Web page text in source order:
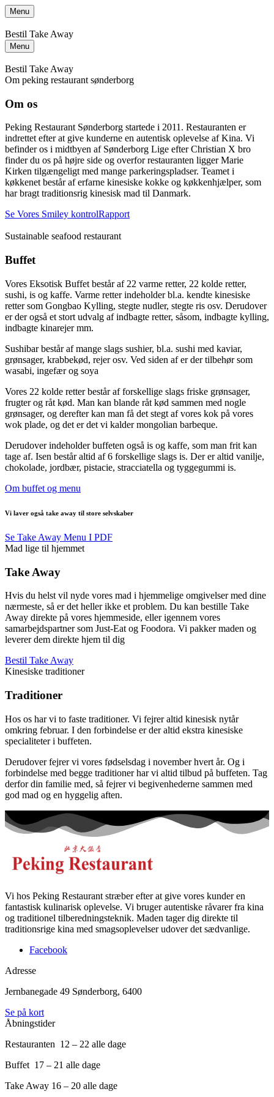
Menu
Bestil Take Away
Menu
Bestil Take Away
Om peking restaurant sønderborg
Om os
Peking Restaurant Sønderborg startede i 2011. Restauranten er
indrettet efter at give kunderne en autentisk oplevelse af Kina. Vi
befinder os i midtbyen af Sønderborg Lige efter Christian X bro
finder du os på højre side og overfor restauranten ligger Marie
Kirken tilgængeligt med mange parkeringspladser. Teamet i
køkkenet består af erfarne kinesiske kokke og køkkenhjælper, som
har bragt traditionsrig kinesisk mad til Danmark.
Se Vores Smiley kontrolRapport
Sustainable seafood restaurant
Buffet
Vores Eksotisk Buffet består af 22 varme retter, 22 kolde retter,
sushi, is og kaffe. Varme retter indeholder bl.a. kendte kinesiske
retter som Gongbao Kylling, stegte nudler, stegte ris osv. Derudover
er der også et stort udvalg af indbagte retter, såsom, indbagte kylling,
indbagte kinarejer mm.
Sushibar består af mange slags sushier, bl.a. sushi med kaviar,
grønsager, krabbekød, rejer osv. Ved siden af er der tilbehør som
wasabi, ingefær og soya
Vores 22 kolde retter består af forskellige slags friske grønsager,
frugter og råt kød. Man kan blande råt kød sammen med nogle
grønsager, og derefter kan man få det stegt af vores kok på vores
wok plade, og det er det vi kalder mongolian barbeque.
Derudover indeholder buffeten også is og kaffe, som man frit kan
tage af. Isen består altid af 6 forskellige slags is. Der er altid vanilje,
chokolade, jordbær, pistacie, stracciatella og tyggegummi is.
Om buffet og menu
Vi laver også take away til store selvskaber
Se Take Away Menu I PDF
Mad lige til hjemmet
Take Away
Hvis du helst vil nyde vores mad i hjemmelige omgivelser med dine
nærmeste, så er det heller ikke et problem. Du kan bestille Take
Away direkte på vores hjemmeside, eller igennem vores
samarbejdspartner som Just-Eat og Foodora. Vi pakker maden og
leverer dem direkte hjem til dig
Bestil Take Away
Kinesiske traditioner
Traditioner
Hos os har vi to faste traditioner. Vi fejrer altid kinesisk nytår
omkring februar. I den forbindelse er der altid ekstra kinesiske
specialiteter i buffeten.
Derudover fejrer vi vores fødselsdag i november hvert år. Og i
forbindelse med begge traditioner har vi altid tilbud på buffeten. Tag
derfor din familie med, så fejrer vi begivenhederne sammen med
god mad og en hyggelig aften.
Vi hos Peking Restaurant stræber efter at give vores kunder en
fantastisk kulinarisk oplevelse. Vi bruger autentiske råvarer fra kina
og traditionel tilberedningsteknik. Maden tager dig direkte til
traditionsrige kina med smagsoplevelser udover det sædvanlige.
Facebook
Adresse
Jernbanegade 49 Sønderborg, 6400
Se på kort
Åbningstider
Restauranten 12 – 22 alle dage
Buffet 17 – 21 alle dage
Take Away 16 – 20 alle dage